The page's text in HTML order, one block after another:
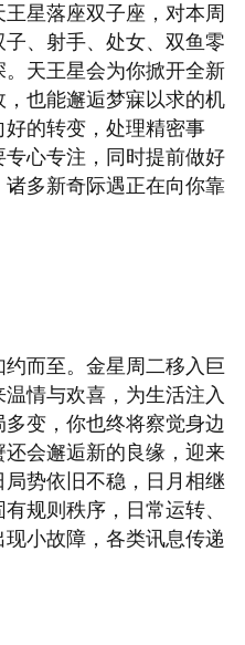
星落座双子座，对本周
、射手、处女、双鱼零
天王星会为你掀开全新
也能邂逅梦寐以求的机
的转变，处理精密事
心专注，同时提前做好
多新奇际遇正在向你靠
而至。金星周二移入巨
情与欢喜，为生活注入
变，你也终将察觉身边
会邂逅新的良缘，迎来
势依旧不稳，日月相继
规则秩序，日常运转、
小故障，各类讯息传递